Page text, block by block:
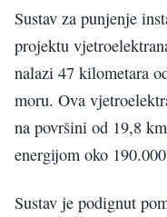
Sustav za punjenje
projektu
nalazi 47 kilometara
moru. Ova
na površini od 19,8
energijom oko
Sustav je podignut